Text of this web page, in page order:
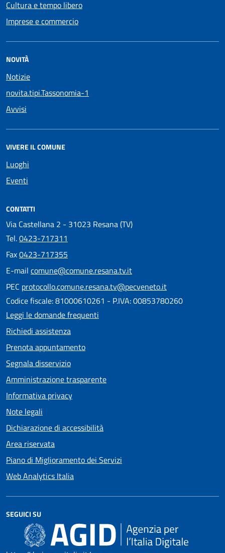
Cultura e tempo libero
Imprese e commercio
NOVITÀ
Notizie
novita.tipi.Tassonomia-1
Avvisi
VIVERE IL COMUNE
Luoghi
Eventi
CONTATTI
Via Castellana 2 - 31023 Resana (TV)
Tel.0423-717311
Fax0423-717355
E-mail comune@comune.resana.tv.it
PEC protocollo.comune.resana.tv@pecveneto.it
Codice fiscale: 81000610261 - P.IVA: 00853780260
Leggi le domande frequenti
Richiedi assistenza
Prenota appuntamento
Segnala disservizio
Amministrazione trasparente
Informativa privacy
Note legali
Dichiarazione di accessibilità
Area riservata
Piano di Miglioramento dei Servizi
Web Analytics Italia
SEGUICI SU